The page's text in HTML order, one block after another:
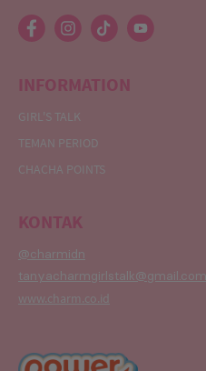
INFORMATION
GIRL'S TALK
TEMAN PERIOD
CHACHA POINTS
KONTAK
@charmidn
tanyacharmgirlstalk@gmail.com
www.charm.co.id